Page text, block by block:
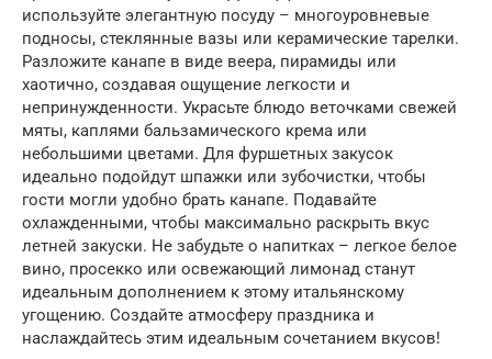
используйте элегантную посуду – многоуровневые
подносы, стеклянные вазы или керамические тарелки.
Разложите канапе в виде веера, пирамиды или
хаотично, создавая ощущение легкости и
непринужденности. Украсьте блюдо веточками свежей
мяты, каплями бальзамического крема или
небольшими цветами. Для фуршетных закусок
идеально подойдут шпажки или зубочистки, чтобы
гости могли удобно брать канапе. Подавайте
охлажденными, чтобы максимально раскрыть вкус
летней закуски. Не забудьте о напитках – легкое белое
вино, просекко или освежающий лимонад станут
идеальным дополнением к этому итальянскому
угощению. Создайте атмосферу праздника и
наслаждайтесь этим идеальным сочетанием вкусов!